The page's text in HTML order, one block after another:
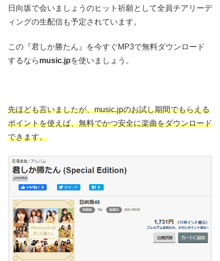
日向坂で会いましょうのヒット祈願として全員チアリーデ
ィングの生配信も予定されています。
この『君しか勝たん』を今すぐMP3で無料ダウンロード
するならmusic.jpを使いましょう。
先ほども言いましたが、music.jpのお試し期間でもらえる
ポイントを使えば、無料でかつ安全に楽曲をダウンロード
できます。